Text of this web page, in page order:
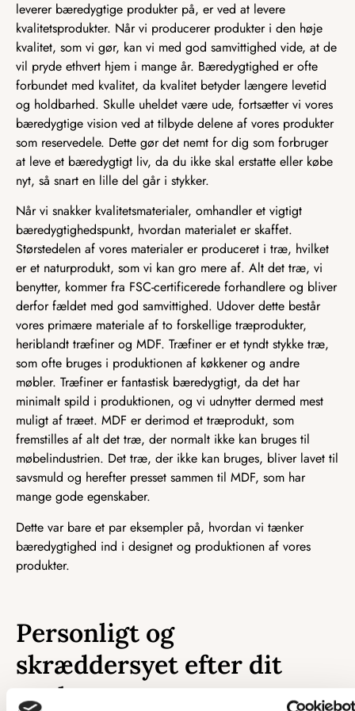
leverer bæredygtige produkter på, er ved at levere
kvalitetsprodukter. Når vi producerer produkter i den høje
kvalitet, som vi gør, kan vi med god samvittighed vide, at de
vil pryde ethvert hjem i mange år. Bæredygtighed er ofte
forbundet med kvalitet, da kvalitet betyder længere levetid
og holdbarhed. Skulle uheldet være ude, fortsætter vi vores
bæredygtige vision ved at tilbyde delene af vores produkter
som reservedele. Dette gør det nemt for dig som forbruger
at leve et bæredygtigt liv, da du ikke skal erstatte eller købe
nyt, så snart en lille del går i stykker.
Når vi snakker kvalitetsmaterialer, omhandler et vigtigt
bæredygtighedspunkt, hvordan materialet er skaffet.
Størstedelen af vores materialer er produceret i træ, hvilket
er et naturprodukt, som vi kan gro mere af. Alt det træ, vi
benytter, kommer fra FSC-certificerede forhandlere og bliver
derfor fældet med god samvittighed. Udover dette består
vores primære materiale af to forskellige træprodukter,
heriblandt træfiner og MDF. Træfiner er et tyndt stykke træ,
som ofte bruges i produktionen af køkkener og andre
møbler. Træfiner er fantastisk bæredygtigt, da det har
minimalt spild i produktionen, og vi udnytter dermed mest
muligt af træet. MDF er derimod et træprodukt, som
fremstilles af alt det træ, der normalt ikke kan bruges til
møbelindustrien. Det træ, der ikke kan bruges, bliver lavet til
savsmuld og herefter presset sammen til MDF, som har
mange gode egenskaber.
Dette var bare et par eksempler på, hvordan vi tænker
bæredygtighed ind i designet og produktionen af vores
produkter.
Personligt og
skræddersyet efter dit
ønske